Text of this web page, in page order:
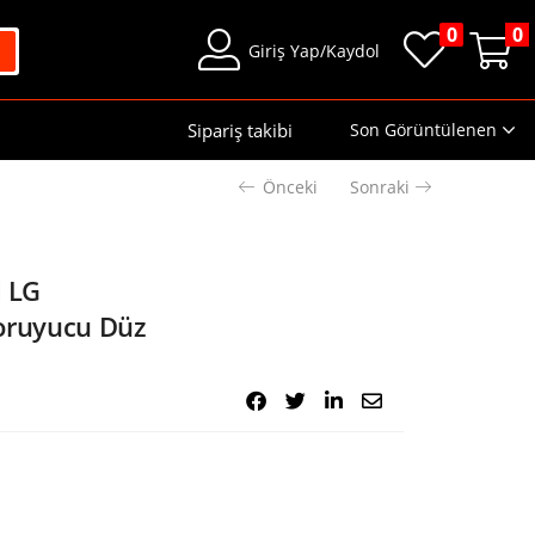
Giriş Yap/Kaydol
0 0
Sipariş takibi Son Görüntülenen
Önceki Sonraki
Düz